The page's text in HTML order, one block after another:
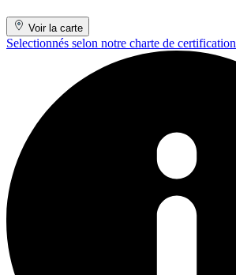
Voir la carte
Selectionnés selon notre charte de certification